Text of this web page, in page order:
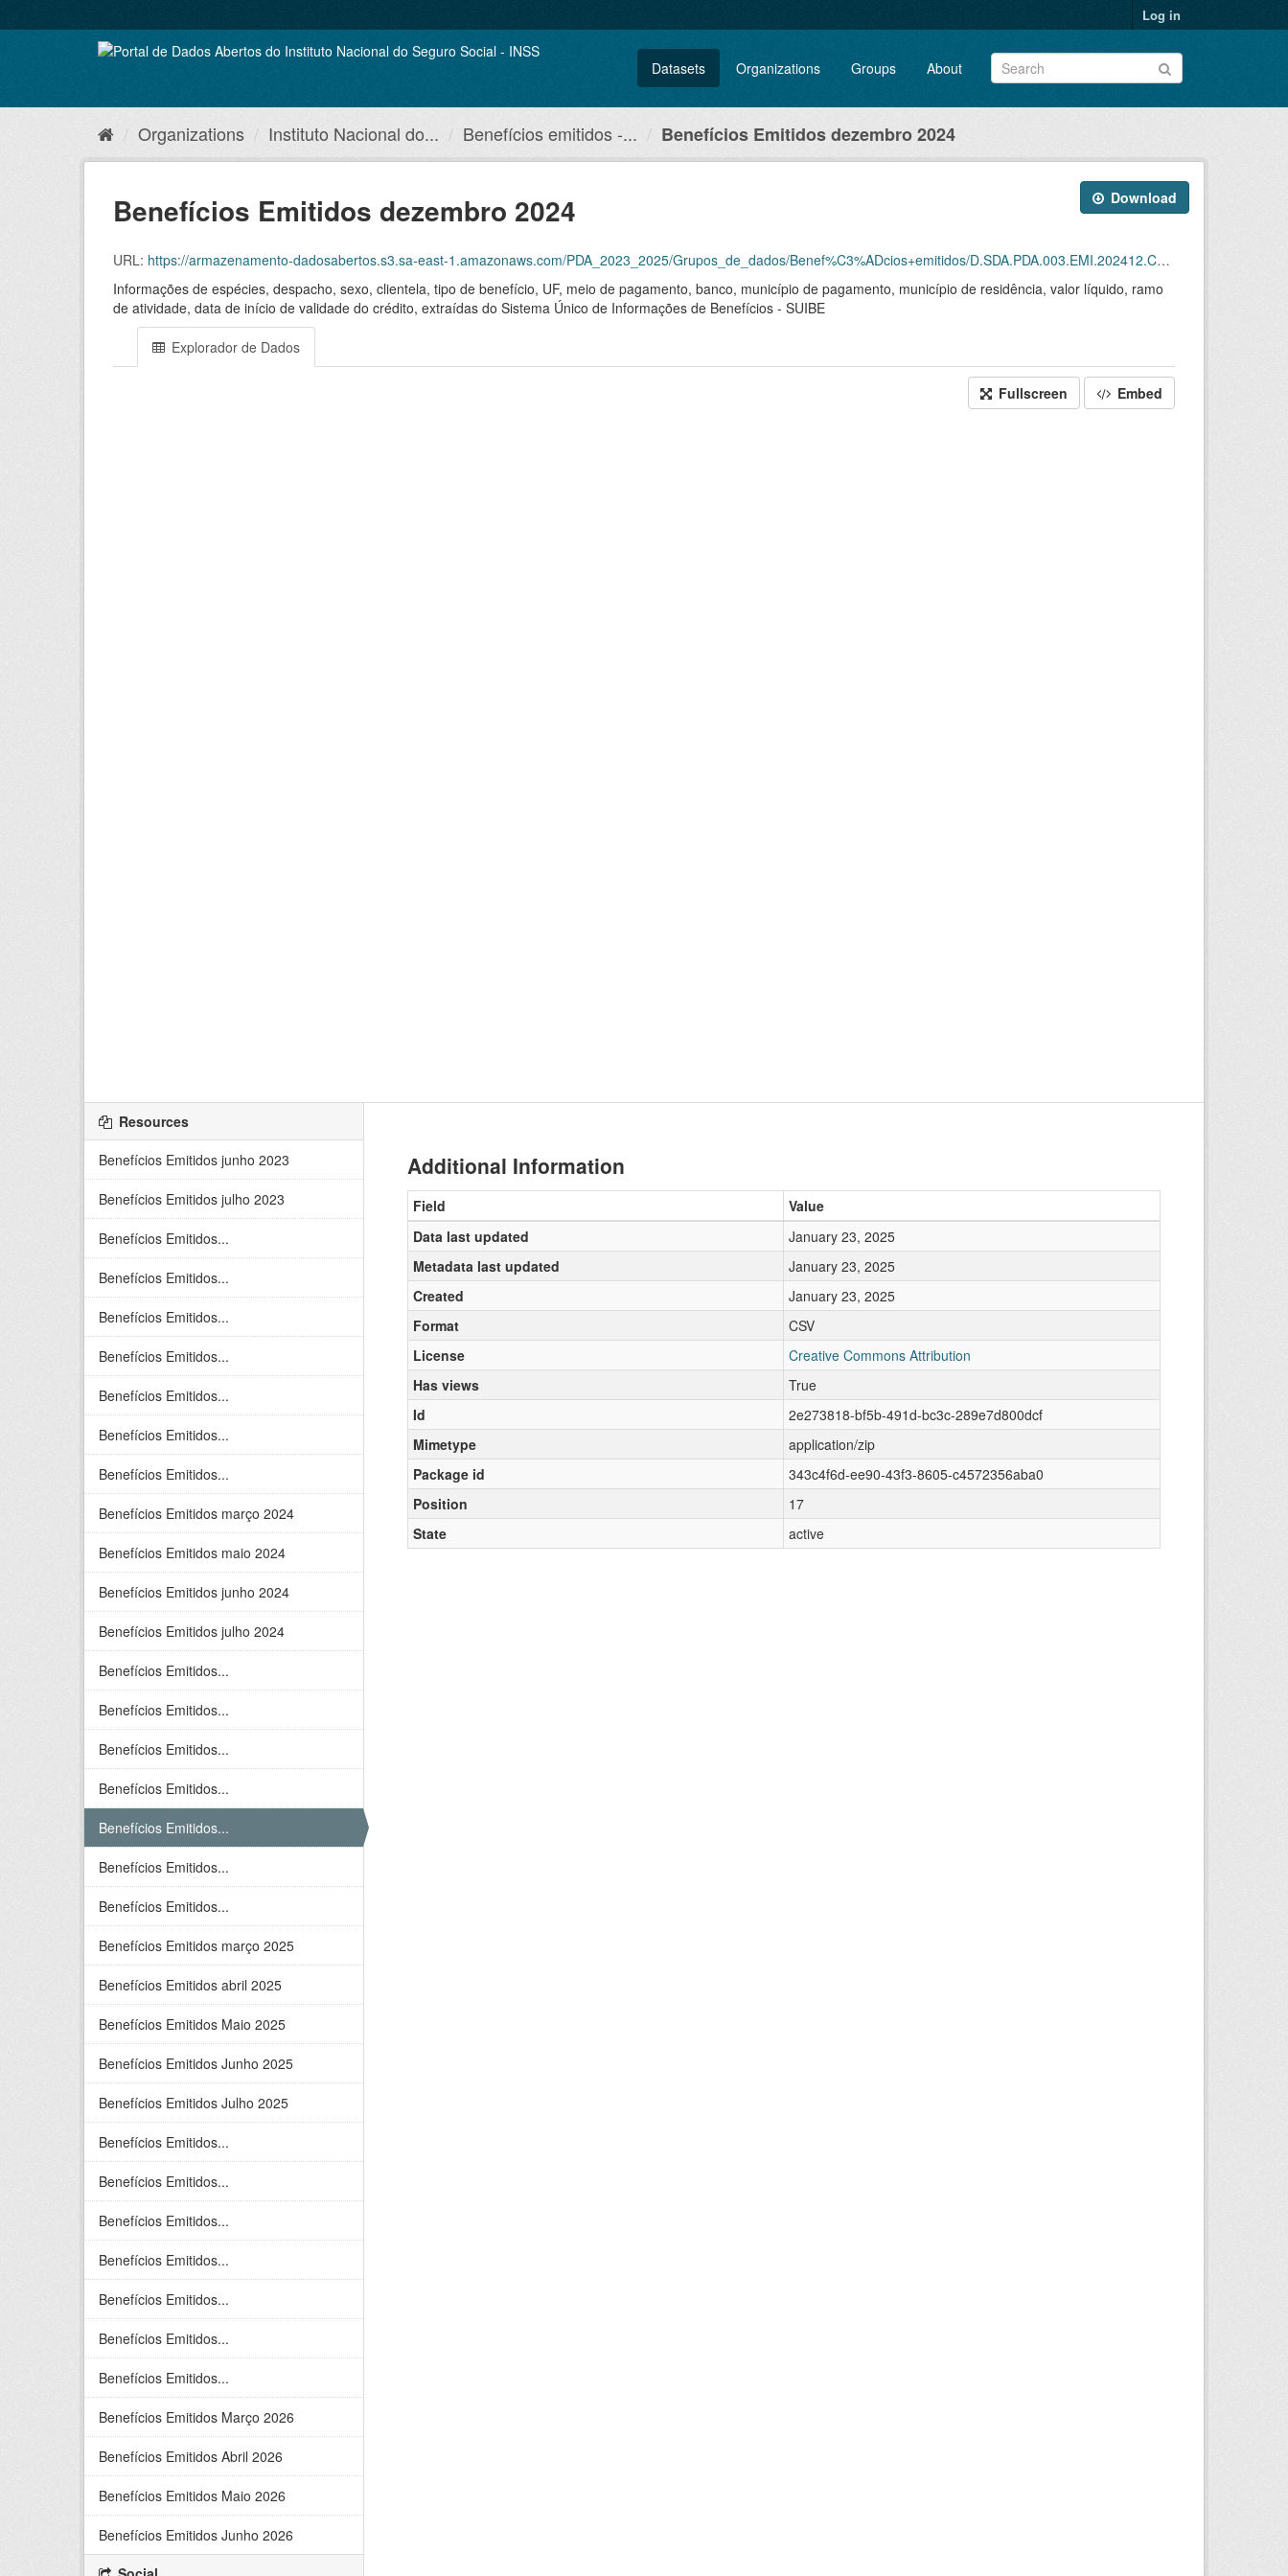
to
Log in
Datasets Organizations Groups About
Organizations Instituto Nacional do... Benefícios emitidos -... Benefícios Emitidos dezembro 2024
Download
Benefícios Emitidos dezembro 2024
URL: https://armazenamento-dadosabertos.s3.sa-east-1.amazonaws.com/PDA_2023_2025/Grupos_de_dados/Benef%C3%ADcios+emitidos/D.SDA.PDA.003.EMI.202412.CSV.ZIP
Informações de espécies, despacho, sexo, clientela, tipo de benefício, UF, meio de pagamento, banco, município de pagamento, município de residência, valor líquido, ramo
de atividade, data de início de validade do crédito, extraídas do Sistema Único de Informações de Benefícios - SUIBE
Explorador de Dados
Fullscreen Embed
Resources
Benefícios Emitidos junho 2023
Benefícios Emitidos julho 2023
Benefícios Emitidos...
Benefícios Emitidos...
Benefícios Emitidos...
Benefícios Emitidos...
Benefícios Emitidos...
Benefícios Emitidos...
Benefícios Emitidos...
Benefícios Emitidos março 2024
Benefícios Emitidos maio 2024
Benefícios Emitidos junho 2024
Benefícios Emitidos julho 2024
Benefícios Emitidos...
Benefícios Emitidos...
Benefícios Emitidos...
Benefícios Emitidos...
Benefícios Emitidos...
Benefícios Emitidos...
Benefícios Emitidos...
Benefícios Emitidos março 2025
Benefícios Emitidos abril 2025
Benefícios Emitidos Maio 2025
Benefícios Emitidos Junho 2025
Benefícios Emitidos Julho 2025
Benefícios Emitidos...
Benefícios Emitidos...
Benefícios Emitidos...
Benefícios Emitidos...
Benefícios Emitidos...
Benefícios Emitidos...
Benefícios Emitidos...
Benefícios Emitidos Março 2026
Benefícios Emitidos Abril 2026
Benefícios Emitidos Maio 2026
Benefícios Emitidos Junho 2026
Additional Information
Field
Value
Data last updated
January 23, 2025
Metadata last updated
January 23, 2025
Created
January 23, 2025
Format
CSV
License
Creative Commons Attribution
Has views
True
Id
2e273818-bf5b-491d-bc3c-289e7d800dcf
Mimetype
application/zip
Package id
343c4f6d-ee90-43f3-8605-c4572356aba0
Position
17
State
active